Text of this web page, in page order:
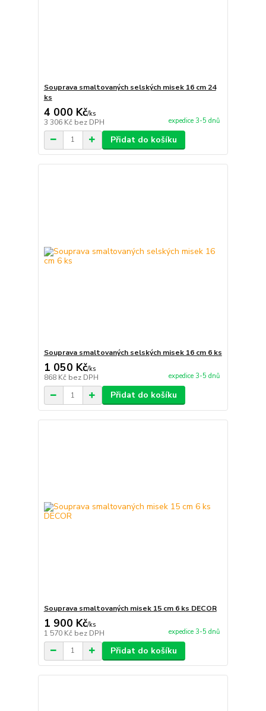
Souprava smaltovaných selských misek 16 cm 24
ks
4 000 Kč/ks
3 306 Kč bez DPH expedice 3-5 dnů
Přidat do košíku
Souprava smaltovaných selských misek 16 cm 6 ks
1 050 Kč/ks
868 Kč bez DPH expedice 3-5 dnů
Přidat do košíku
Souprava smaltovaných misek 15 cm 6 ks DECOR
1 900 Kč/ks
1 570 Kč bez DPH expedice 3-5 dnů
Přidat do košíku